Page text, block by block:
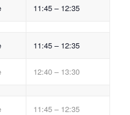
11:45 – 12:35
11:45 – 12:35
12:40 – 13:30
11:45 – 12:35